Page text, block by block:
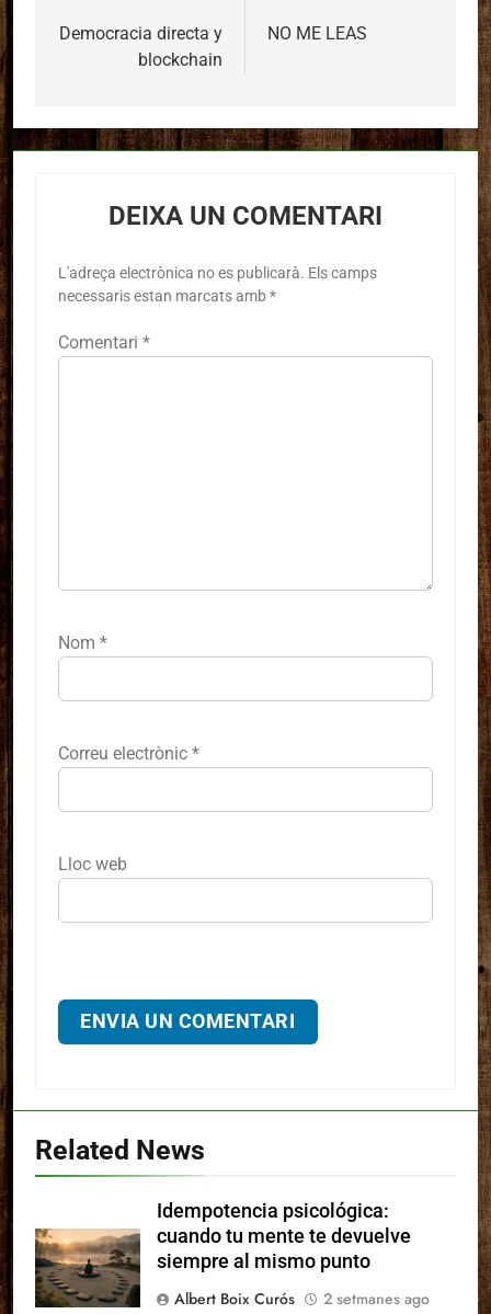
d'entrades
Democracia directa y
blockchain
NO ME LEAS
DEIXA UN COMENTARI
L'adreça electrònica no es publicarà. Els camps
necessaris estan marcats amb *
Comentari *
Nom *
Correu electrònic *
Lloc web
Related News
Idempotencia psicológica:
cuando tu mente te devuelve
siempre al mismo punto
Albert Boix Curós
2 setmanes ago